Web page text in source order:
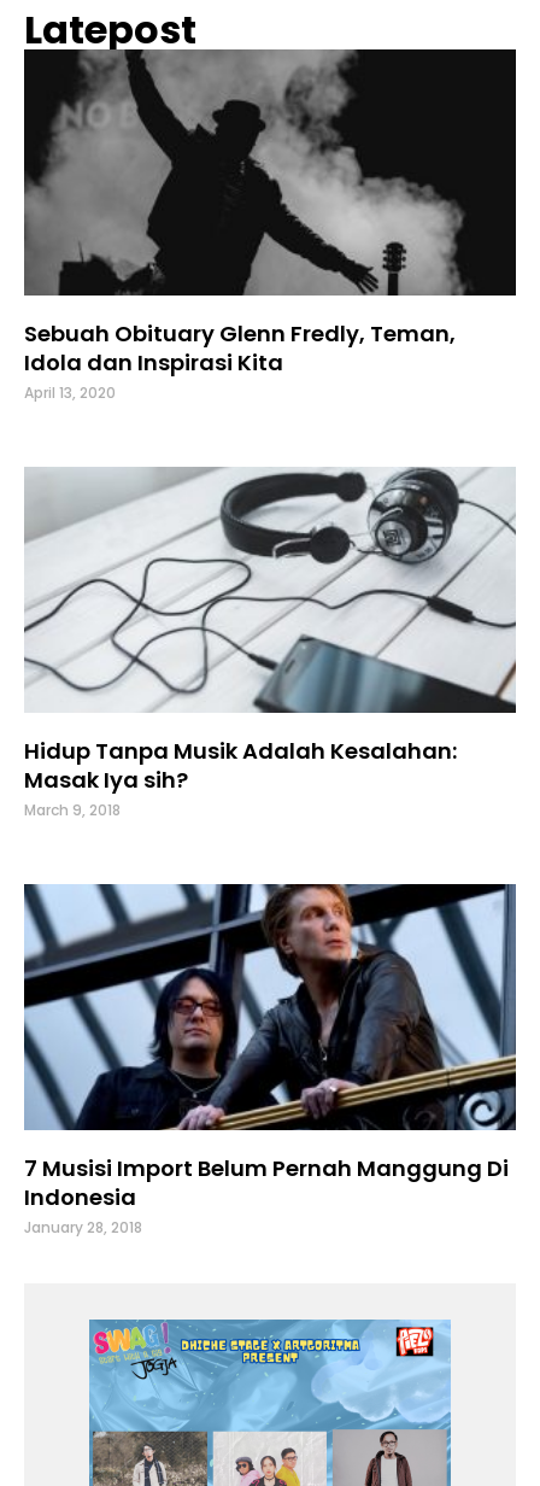
Latepost
Sebuah Obituary Glenn Fredly, Teman,
Idola dan Inspirasi Kita
April 13, 2020
Hidup Tanpa Musik Adalah Kesalahan:
Masak Iya sih?
March 9, 2018
7 Musisi Import Belum Pernah Manggung Di
Indonesia
January 28, 2018